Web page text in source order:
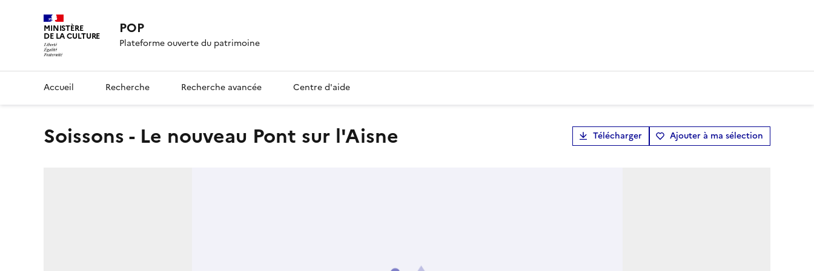
MINISTÈRE
DE LA CULTURE POP
Plateforme ouverte du patrimoine
Accueil Recherche Recherche avancée Centre d'aide
Soissons - Le nouveau Pont sur l'Aisne Télécharger Ajouter à ma sélection